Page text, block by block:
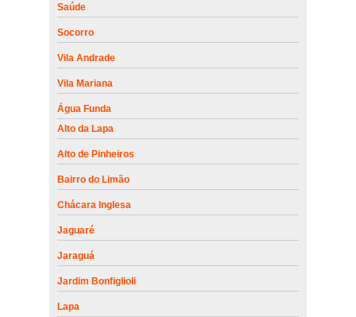
Saúde
Socorro
Vila Andrade
Vila Mariana
Água Funda
Alto da Lapa
Alto de Pinheiros
Bairro do Limão
Chácara Inglesa
Jaguaré
Jaraguá
Jardim Bonfiglioli
Lapa